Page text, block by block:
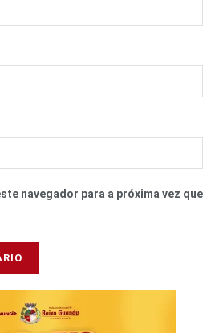
navegador para a próxima vez que